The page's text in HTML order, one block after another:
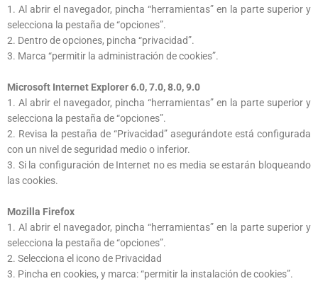
1. Al abrir el navegador, pincha “herramientas” en la parte superior y
selecciona la pestaña de “opciones”.
2. Dentro de opciones, pincha “privacidad”.
3. Marca “permitir la administración de cookies”.
Microsoft Internet Explorer 6.0, 7.0, 8.0, 9.0
1. Al abrir el navegador, pincha “herramientas” en la parte superior y
selecciona la pestaña de “opciones”.
2. Revisa la pestaña de “Privacidad” asegurándote está configurada
con un nivel de seguridad medio o inferior.
3. Si la configuración de Internet no es media se estarán bloqueando
las cookies.
Mozilla Firefox
1. Al abrir el navegador, pincha “herramientas” en la parte superior y
selecciona la pestaña de “opciones”.
2. Selecciona el icono de Privacidad
3. Pincha en cookies, y marca: “permitir la instalación de cookies”.